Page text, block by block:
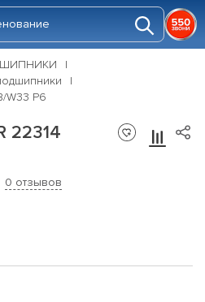
W33 P6
22314
0 отзывов